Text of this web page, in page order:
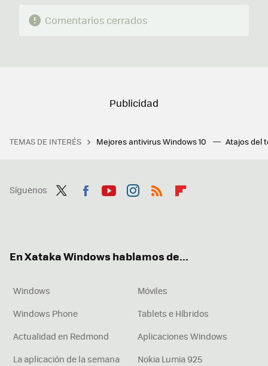
Comentarios cerrados
TEMAS DE INTERÉS Mejores antivirus Windows 10 Atajos del
Síguenos
En Xataka Windows hablamos de...
Windows
Móviles
Windows Phone
Tablets e Híbridos
Actualidad en Redmond
Aplicaciones Windows
La aplicación de la semana
Nokia Lumia 925